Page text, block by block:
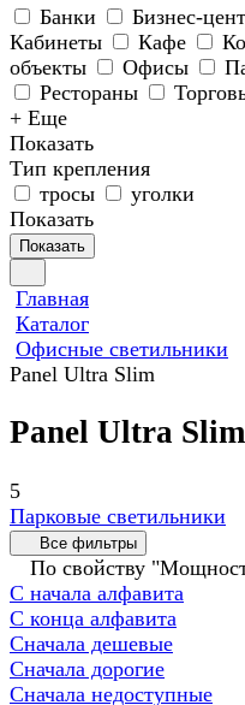
Банки
Бизнес-
Кабинеты
Кафе
объекты
Офисы
Рестораны
+ Еще
Показать
Тип крепления
тросы
уголки
Показать
Показать
Главная
Каталог
Офисные светильники
Panel Ultra Slim
Panel Ultra Slim
5
Парковые светильники
Все фильтры
По свойству
С начала алфавита
С конца алфавита
Сначала дешевые
Сначала дорогие
Сначала недоступные